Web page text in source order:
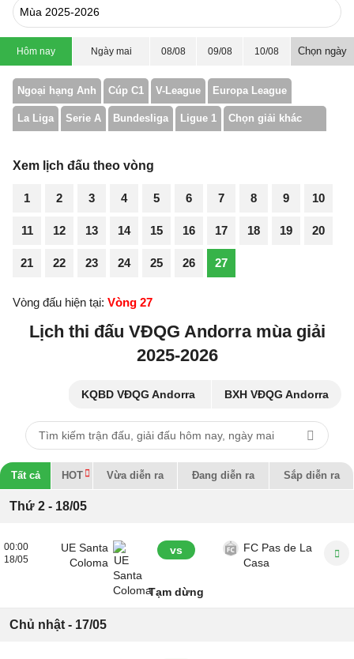
Hôm nay Ngày mai 08/08 09/08 10/08 Chọn ngày
Ngoại hạng Anh Cúp C1 V-League Europa League
La Liga Serie A Bundesliga Ligue 1 Chọn giải khác
Xem lịch đấu theo vòng
1 2 3 4 5 6 7 8 9 10
11 12 13 14 15 16 17 18 19 20
21 22 23 24 25 26 27
Vòng đấu hiện tại: Vòng 27
Lịch thi đấu VĐQG Andorra mùa giải
2025-2026
KQBD VĐQG Andorra BXH VĐQG Andorra
Tất cả HOT Vừa diễn ra Đang diễn ra Sắp diễn ra
Thứ 2 - 18/05
00:00
18/05
UE Santa
Coloma
vs
FC Pas de La
Casa
Tạm dừng
Chủ nhật - 17/05